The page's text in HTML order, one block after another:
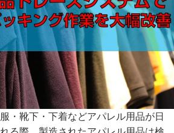
・靴下・下着などアパレル用品が日